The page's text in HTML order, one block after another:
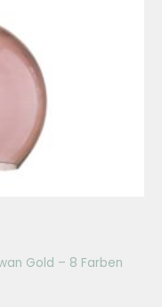
Gold – 8 Farben